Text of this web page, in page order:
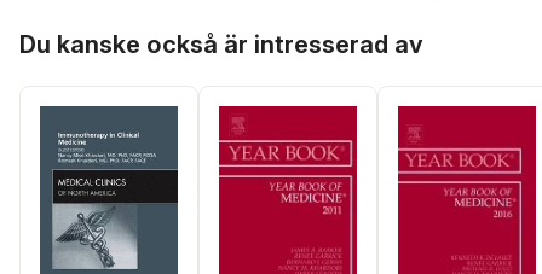
Du kanske också är intresserad av